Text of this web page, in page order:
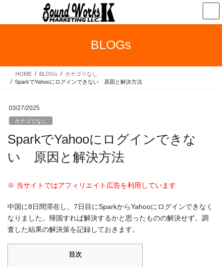
テ
ス
ゲ
ン
BLOGs
HOME BLOGs
カテゴリなし
SparkでYahooにログインできない 原因と解決方法
03/27/2025
カテゴリなし
SparkでYahooにログインできな
い 原因と解決方法
※ 当サイトではアフィリエイト広告を利用しています
中国に8日間滞在し、7日目にSparkからYahooにログインできなく
なりました。帰国すれば解決するかと思ったものの解決せず。調
査した結果の解決策を記録しておきます。
目次